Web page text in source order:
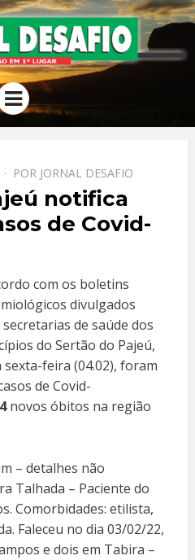
JORNAL
DESAFIO
O Sertão em 1º Lugar
Menu
POR JORNAL DESAFIO
notifica
de Covid-
com os boletins
divulgados
secretarias de saúde dos
do Sertão do Pajeú,
sexta-feira (04.02), foram
de Covid-
4novos óbitos na região
– detalhes não
Talhada – Paciente do
Comorbidades: etilista,
Faleceu no dia 03/02/22,
e dois em Tabira –